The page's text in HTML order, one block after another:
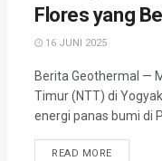
Flores yang
16 JUNI 2025
Berita Geothermal —
Timur (NTT) di
energi panas bumi di
READ MORE